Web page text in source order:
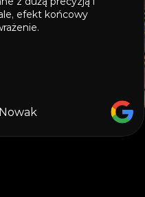
efekt końcowy